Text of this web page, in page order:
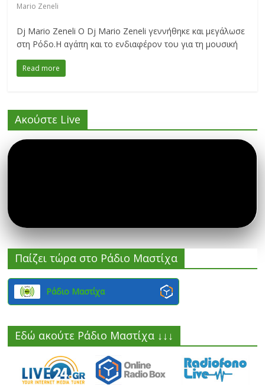
Mario Zeneli
Dj Mario Zeneli Ο Dj Mario Zeneli γεννήθηκε και μεγάλωσε
στη Ρόδο.Η αγάπη και το ενδιαφέρον του για τη μουσική
Read more
Ακούστε Live
Παίζει τώρα στο Ράδιο Μαστίχα
Ράδιο Μαστίχα
Εδώ ακούτε Ράδιο Μαστίχα ↓↓↓